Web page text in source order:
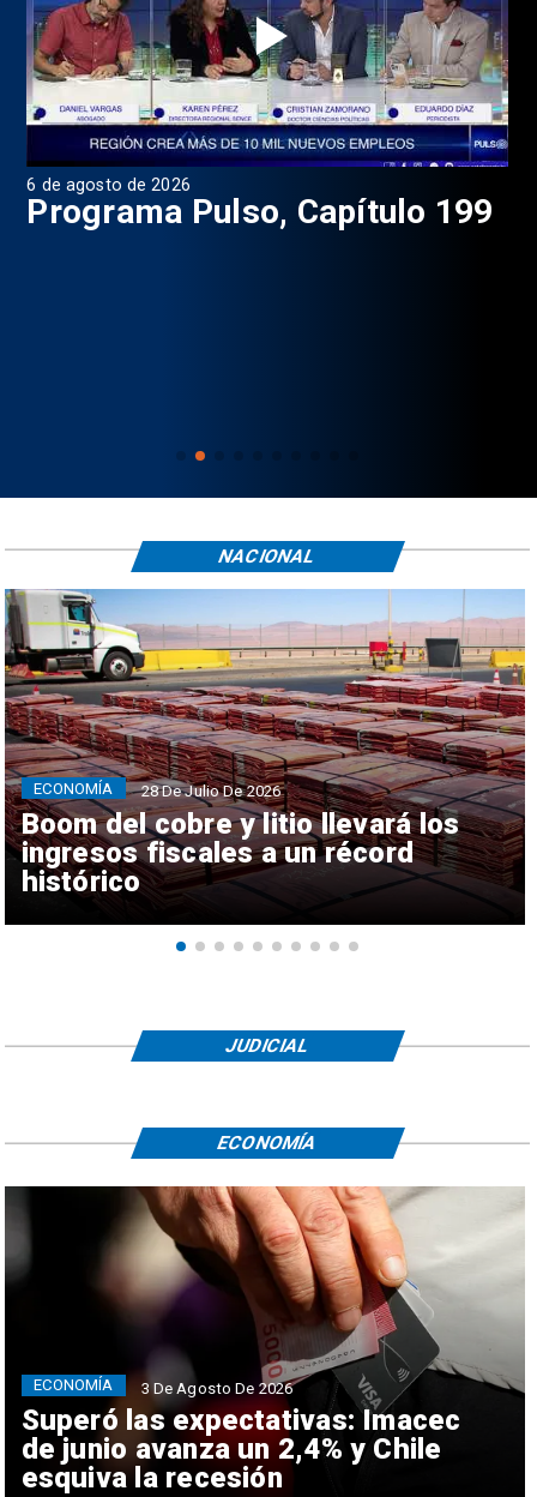
6 de agosto de 2026
Programa Pulso, Capítulo 199
Boom del cobre y litio llevará los
ingresos fiscales a un récord
histórico
ECONOMÍA 28 De Julio De 2026
NACIONAL
JUDICIAL
Superó las expectativas: Imacec
de junio avanza un 2,4% y Chile
esquiva la recesión
ECONOMÍA 3 De Agosto De 2026
ECONOMÍA